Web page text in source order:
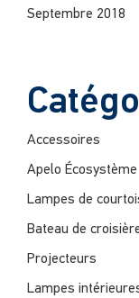
Septembre 2018
Accessoires
Apelo Écosystème
Lampes de
Bateau de
Projecteurs
Lampes